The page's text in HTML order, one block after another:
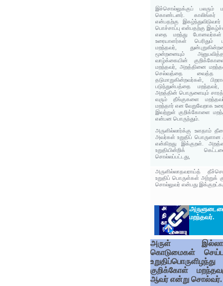
இச்சொல்லுக்குப் பலரும்
கொண்டனர். காலிங்கர்
என்பதற்கு
பொச்சாப்பு என்பதற்கு
எதை மறந்து போனவர்கள்
உரையாளர்கள் பெரிதும்
மறந்தவர்,
மூன்றனையும்
வாழ்க்கையின்
மறந்தவர், அறத்தினை
செல்வத்தை வைத்த
தடுமாறுகின்றவர்கள்,
படுந்துன்பத்தை
அறத்தின் பொருளையும்
வரும் தீங்குகளை
மறந்தார் என வேறுவேறாக
இவற்றுள் குறிக்கோளை
என்பன பொருந்தும்.
அருளில்லார்க்கு உளதாம்‌
அவர்கள்‌ உறுதிப்‌
என்கிறது இக்குறள்‌.
உறுதியின்றிக்‌
சொல்லப்பட்டது,
அருளில்லாதவராய்த்
உறுதிப் பொருள்கள் அற்றுக்
சொல்லுவர் என்பது
மறந்தவர்.
அருள்
கொடுமைகள்
உறுதிப்பொருளிழந்து
குறிக்கோள்
ஆவர் என்று சொல்வர்.